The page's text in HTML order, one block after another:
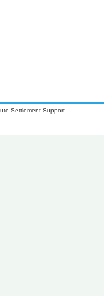
Settlement Support